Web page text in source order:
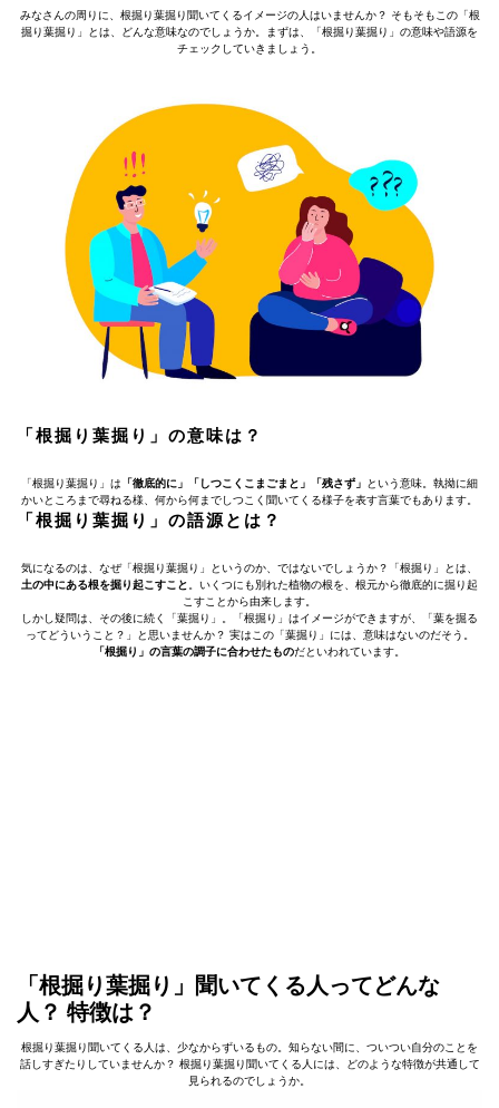
みなさんの周りに、根掘り葉掘り聞いてくるイメージの人はいませんか？ そもそもこの「根
掘り葉掘り」とは、どんな意味なのでしょうか。まずは、「根掘り葉掘り」の意味や語源を
チェックしていきましょう。
「根掘り葉掘り」の意味は？
「根掘り葉掘り」は 「徹底的に」「しつこくこまごまと」「残さず」
という意味。執拗に細
かいところまで尋ねる様、何から何までしつこく聞いてくる様子を表す言葉でもあります。
「根掘り葉掘り」の語源とは？
気になるのは、なぜ「根掘り葉掘り」というのか、ではないでしょうか？「根掘り」とは、
土の中にある根を掘り起こすこと 。いくつにも別れた植物の根を、根元から徹底的に掘り起
こすことから由来します。
しかし疑問は、その後に続く「葉掘り」。「根掘り」はイメージができますが、「葉を掘る
ってどういうこと？」と思いませんか？ 実はこの「葉掘り」には、意味はないのだそう。
「根掘り」の言葉の調子に合わせたものだといわれています。
「根掘り葉掘り」聞いてくる人ってどんな
人？ 特徴は？
根掘り葉掘り聞いてくる人は、少なからずいるもの。知らない間に、ついつい自分のことを
話しすぎたりしていませんか？ 根掘り葉掘り聞いてくる人には、どのような特徴が共通して
見られるのでしょうか。